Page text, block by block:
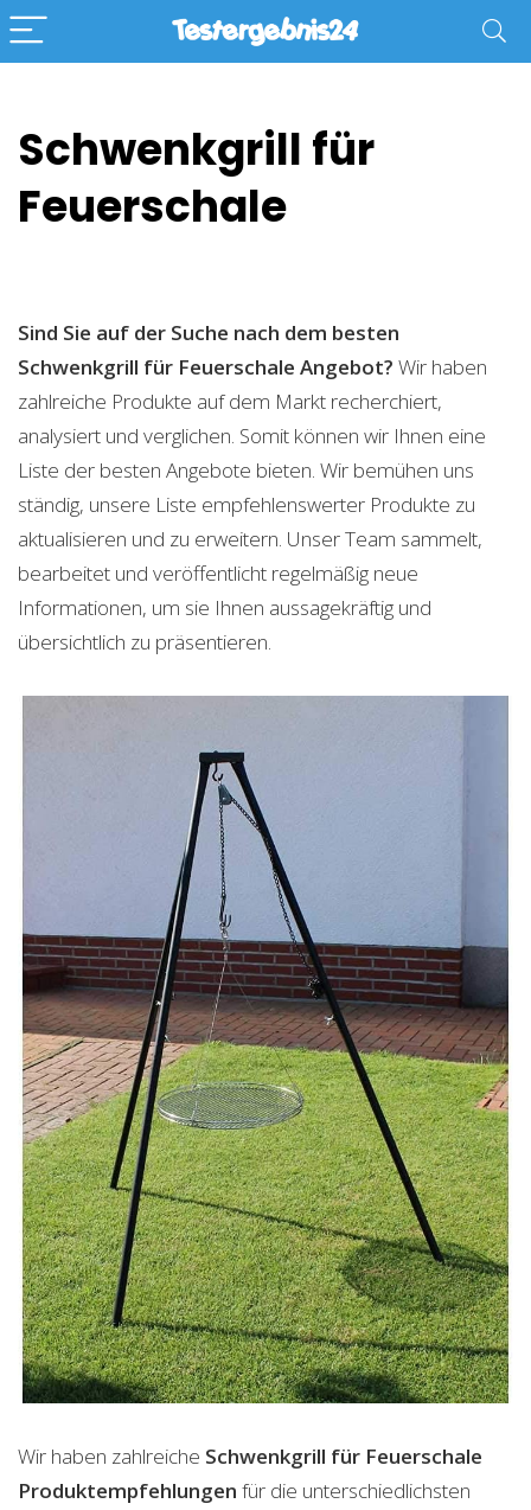
Schwenkgrill für
Feuerschale
Sind Sie auf der Suche nach dem besten
Schwenkgrill für Feuerschale Angebot? Wir haben
zahlreiche Produkte auf dem Markt recherchiert,
analysiert und verglichen. Somit können wir Ihnen eine
Liste der besten Angebote bieten. Wir bemühen uns
ständig, unsere Liste empfehlenswerter Produkte zu
aktualisieren und zu erweitern. Unser Team sammelt,
bearbeitet und veröffentlicht regelmäßig neue
Informationen, um sie Ihnen aussagekräftig und
übersichtlich zu präsentieren.
Wir haben zahlreiche Schwenkgrill für Feuerschale
Produktempfehlungen für die unterschiedlichsten